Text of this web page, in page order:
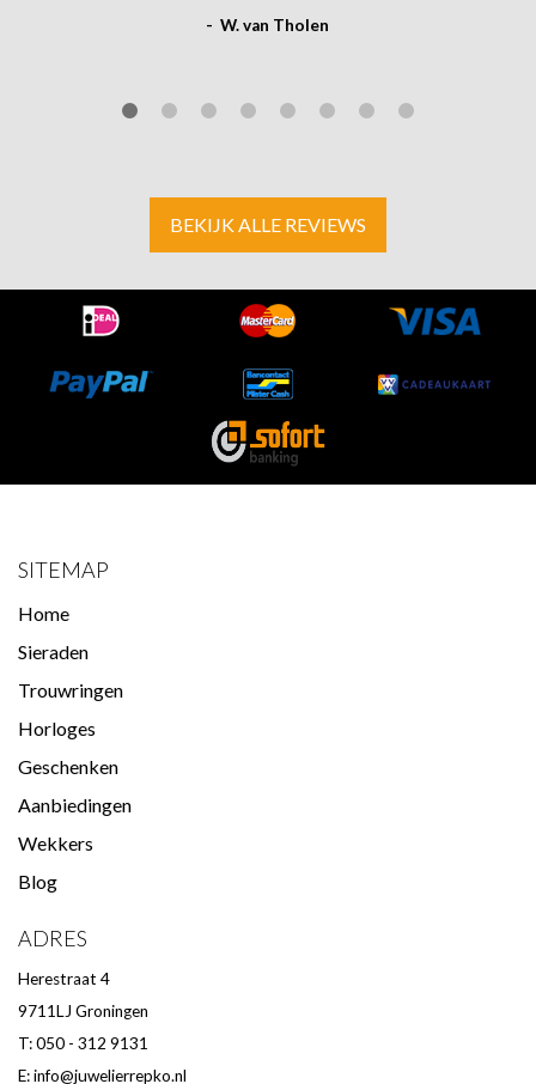
- W. van Tholen
BEKIJK ALLE REVIEWS
SITEMAP
Home
Sieraden
Trouwringen
Horloges
Geschenken
Aanbiedingen
Wekkers
Blog
ADRES
Herestraat 4
9711LJ Groningen
T: 050 - 312 9131
E:info@juwelierrepko.nl